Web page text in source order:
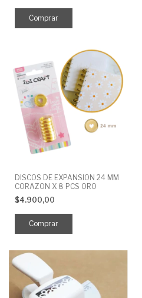
DISCOS DE EXPANSION 24 MM
CORAZON X 8 PCS ORO
$4.900,00